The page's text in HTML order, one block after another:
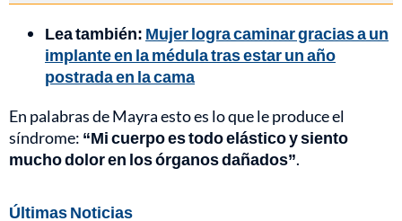
Lea también: Mujer logra caminar gracias a un
implante en la médula tras estar un año
postrada en la cama
En palabras de Mayra esto es lo que le produce el
síndrome: “Mi cuerpo es todo elástico y siento
mucho dolor en los órganos dañados”.
Últimas Noticias